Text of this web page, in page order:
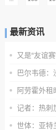
最新资讯
记者：热刺